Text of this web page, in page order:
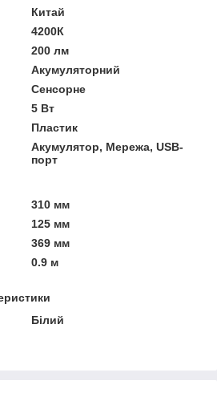
Китай
4200К
200 лм
Акумуляторний
Сенсорне
5 Вт
Пластик
Акумулятор, Мережа, USB-
порт
310 мм
125 мм
369 мм
0.9 м
Білий